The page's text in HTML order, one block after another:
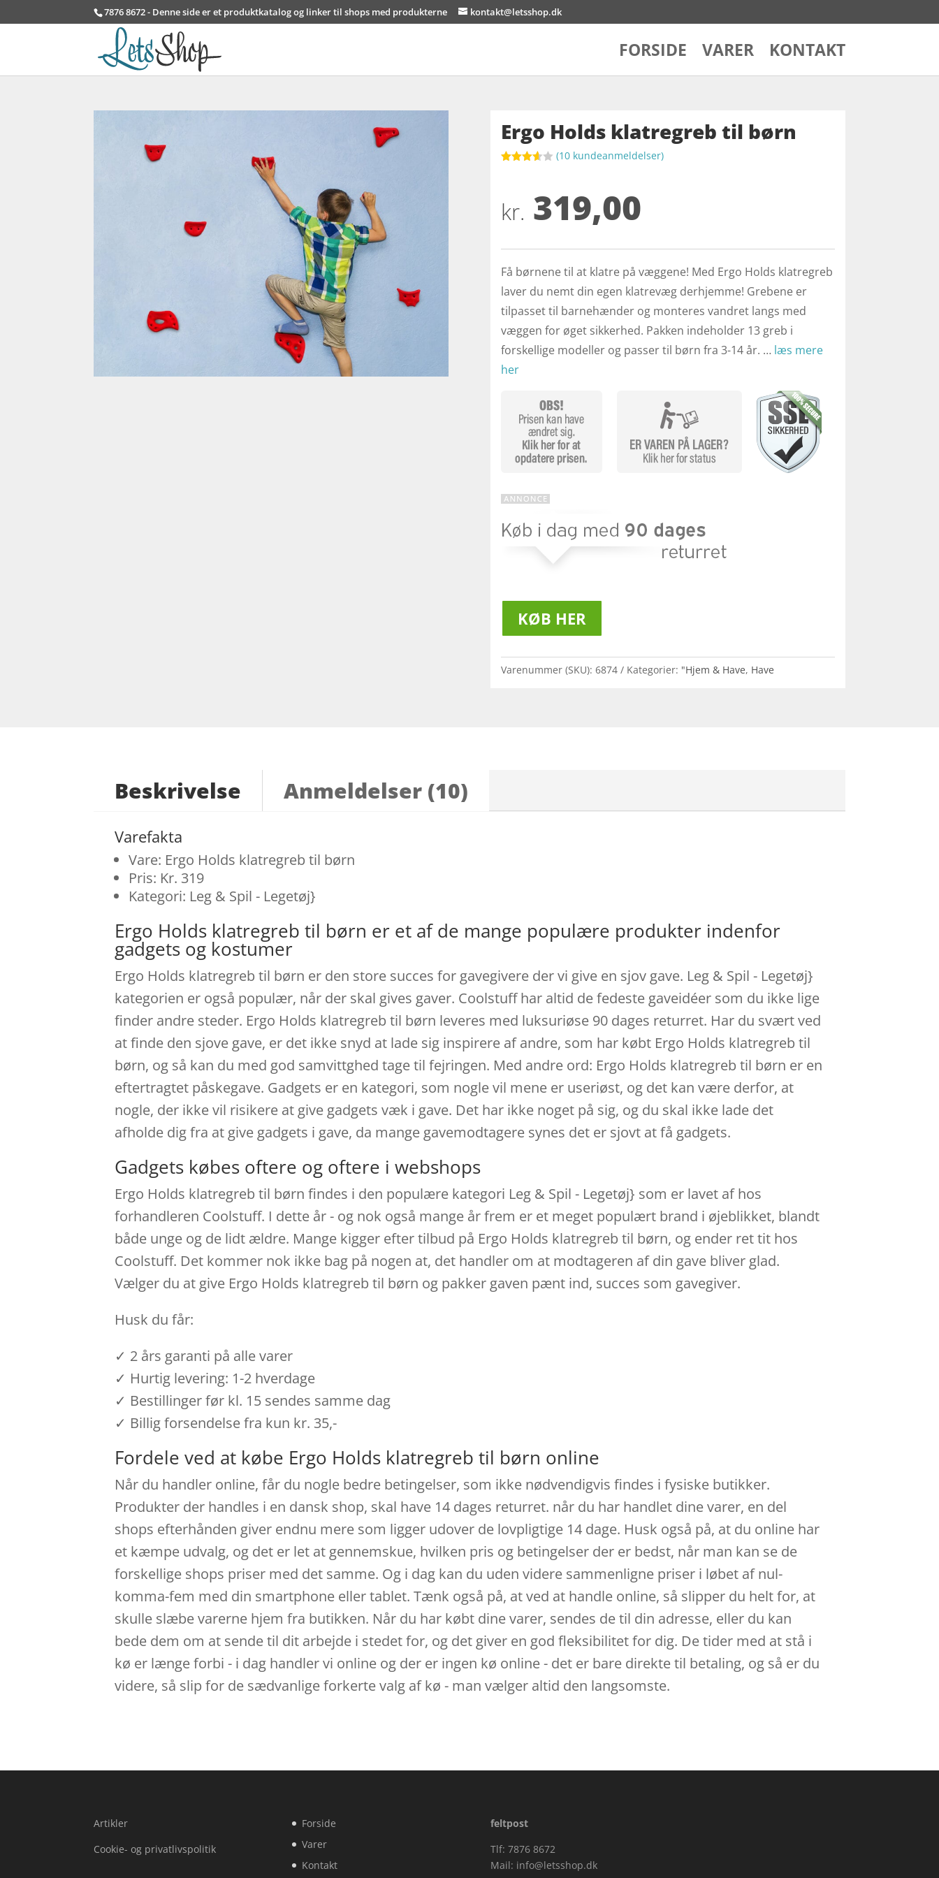
7876 8672 - Denne side er et produktkatalog og linker til shops med produkterne kontakt@letsshop.dk
FORSIDE VARER KONTAKT
Ergo Holds klatregreb til børn
baseret
på
er
(10 kundeanmeldelser)
kr. 319,00
Få børnene til at klatre på væggene! Med Ergo Holds klatregreb
laver du nemt din egen klatrevæg derhjemme! Grebene er
tilpasset til barnehænder og monteres vandret langs med
væggen for øget sikkerhed. Pakken indeholder 13 greb i
forskellige modeller og passer til børn fra 3-14 år. … læs mere
her
KØB HER
Varenummer (SKU): 6874 Kategorier: "Hjem & Have, Have
Beskrivelse Anmeldelser (10)
Varefakta
Vare: Ergo Holds klatregreb til børn
Pris: Kr. 319
Kategori: Leg & Spil - Legetøj}
Ergo Holds klatregreb til børn er et af de mange populære produkter indenfor
gadgets og kostumer
Ergo Holds klatregreb til børn er den store succes for gavegivere der vi give en sjov gave. Leg & Spil - Legetøj}
kategorien er også populær, når der skal gives gaver. Coolstuff har altid de fedeste gaveidéer som du ikke lige
finder andre steder. Ergo Holds klatregreb til børn leveres med luksuriøse 90 dages returret. Har du svært ved
at finde den sjove gave, er det ikke snyd at lade sig inspirere af andre, som har købt Ergo Holds klatregreb til
børn, og så kan du med god samvittghed tage til fejringen. Med andre ord: Ergo Holds klatregreb til børn er en
eftertragtet påskegave. Gadgets er en kategori, som nogle vil mene er useriøst, og det kan være derfor, at
nogle, der ikke vil risikere at give gadgets væk i gave. Det har ikke noget på sig, og du skal ikke lade det
afholde dig fra at give gadgets i gave, da mange gavemodtagere synes det er sjovt at få gadgets.
Gadgets købes oftere og oftere i webshops
Ergo Holds klatregreb til børn findes i den populære kategori Leg & Spil - Legetøj} som er lavet af hos
forhandleren Coolstuff. I dette år - og nok også mange år frem er et meget populært brand i øjeblikket, blandt
både unge og de lidt ældre. Mange kigger efter tilbud på Ergo Holds klatregreb til børn, og ender ret tit hos
Coolstuff. Det kommer nok ikke bag på nogen at, det handler om at modtageren af din gave bliver glad.
Vælger du at give Ergo Holds klatregreb til børn og pakker gaven pænt ind, succes som gavegiver.
Husk du får:
✓ 2 års garanti på alle varer
✓ Hurtig levering: 1-2 hverdage
✓ Bestillinger før kl. 15 sendes samme dag
✓ Billig forsendelse fra kun kr. 35,-
Fordele ved at købe Ergo Holds klatregreb til børn online
Når du handler online, får du nogle bedre betingelser, som ikke nødvendigvis findes i fysiske butikker.
Produkter der handles i en dansk shop, skal have 14 dages returret. når du har handlet dine varer, en del
shops efterhånden giver endnu mere som ligger udover de lovpligtige 14 dage. Husk også på, at du online har
et kæmpe udvalg, og det er let at gennemskue, hvilken pris og betingelser der er bedst, når man kan se de
forskellige shops priser med det samme. Og i dag kan du uden videre sammenligne priser i løbet af nul-
komma-fem med din smartphone eller tablet. Tænk også på, at ved at handle online, så slipper du helt for, at
skulle slæbe varerne hjem fra butikken. Når du har købt dine varer, sendes de til din adresse, eller du kan
bede dem om at sende til dit arbejde i stedet for, og det giver en god fleksibilitet for dig. De tider med at stå i
kø er længe forbi - i dag handler vi online og der er ingen kø online - det er bare direkte til betaling, og så er du
videre, så slip for de sædvanlige forkerte valg af kø - man vælger altid den langsomste.
Artikler
Cookie- og privatlivspolitik
Forside
Varer
Kontakt
feltpost
Tlf: 7876 8672
Mail: info@letsshop.dk